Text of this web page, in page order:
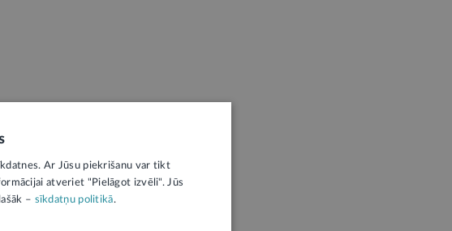
Ar Jūsu piekrišanu var tikt
atveriet "Pielāgot izvēli". Jūs
– sīkdatņu politikā.